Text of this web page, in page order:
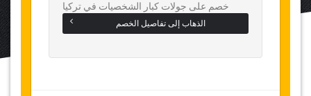
خصم على جولات كبار الشخصيات في تركيا
الذهاب إلى تفاصيل الخصم